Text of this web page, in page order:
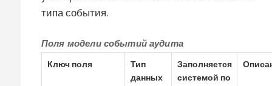
типа события.
Поля модели событий аудита
Ключ поля
Тип
данных
Заполняется
системой по